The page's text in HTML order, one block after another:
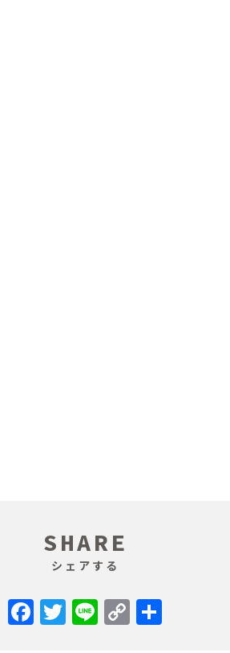
SHARE
シェアする
Facebook
Twitter
LineCopy